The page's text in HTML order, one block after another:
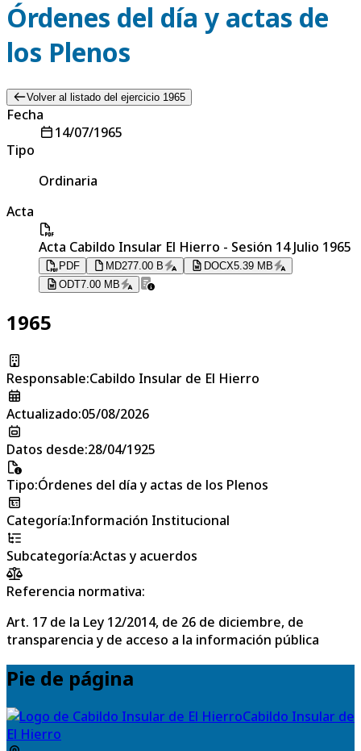
Órdenes del día y actas de
los Plenos
Volver al listado del ejercicio 1965
Fecha
14/07/1965
Tipo
Ordinaria
Acta
Acta Cabildo Insular El Hierro - Sesión 14 Julio 1965
PDF MD277.00 B DOCX5.39 MB
ODT7.00 MB
1965
Responsable:Cabildo Insular de El Hierro
Actualizado:05/08/2026
Datos desde:28/04/1925
Tipo:Órdenes del día y actas de los Plenos
Categoría:Información Institucional
Subcategoría:Actas y acuerdos
Referencia normativa:
Art. 17 de la Ley 12/2014, de 26 de diciembre, de
transparencia y de acceso a la información pública
Pie de página
Cabildo Insular de
El Hierro